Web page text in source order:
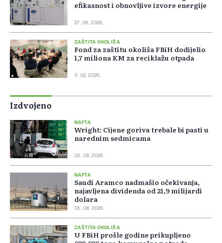
efikasnost i obnovljive izvore energije
27. 06. 2026.
ZAŠTITA OKOLIŠA
Fond za zaštitu okoliša FBiH dodijelio
1,7 miliona KM za reciklažu otpada
11. 02. 2026.
Izdvojeno
NAFTA
Wright: Cijene goriva trebale bi pasti u
narednim sedmicama
05. 08. 2026.
NAFTA
Saudi Aramco nadmašio očekivanja,
najavljena dividenda od 21,9 milijardi
dolara
05. 08. 2026.
ZAŠTITA OKOLIŠA
U FBiH prošle godine prikupljeno